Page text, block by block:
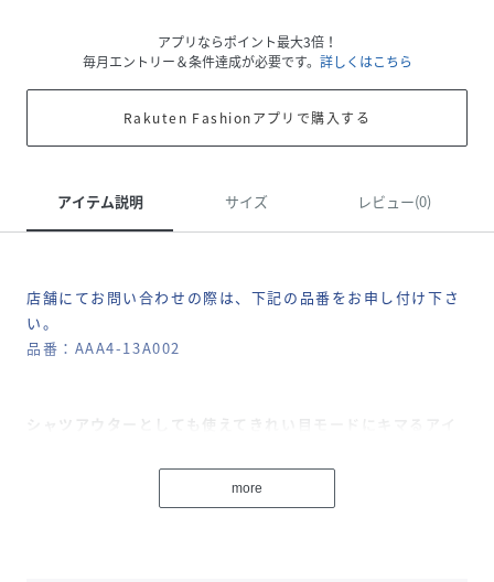
アプリならポイント最大3倍！
毎月エントリー＆条件達成が必要です。 詳しくはこちら
Rakuten Fashionアプリで購入する
アイテム説明 サイズ レビュー(0)
店舗にてお問い合わせの際は、下記の品番をお申し付け下さ
い。
品番：AAA4-13A002
シャツアウターとしても使えてきれい目モードにキマるアイ
〇抜け感のあるオープンカラーデザイン
more